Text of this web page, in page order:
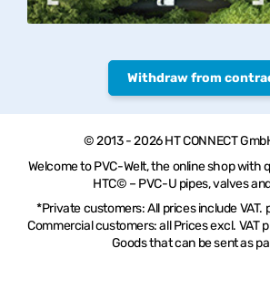
Withdraw from
© 2013 - 2026 HT CONNECT
Welcome to PVC-Welt, the online shop with
HTC© – PVC-U pipes, valves
*Private customers: All prices include VAT.
Commercial customers: all Prices excl. VAT
Goods that can be sent as